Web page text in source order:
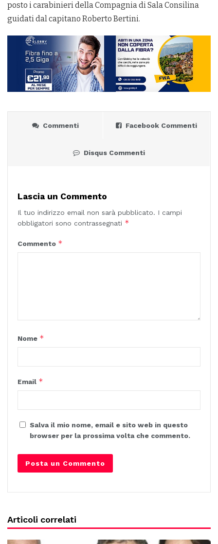
posto i carabinieri della Compagnia di Sala Consilina
guidati dal capitano Roberto Bertini.
Commenti Facebook Commenti
Disqus Commenti
Lascia un Commento
Il tuo indirizzo email non sarà pubblicato. I campi
obbligatori sono contrassegnati *
Commento *
Nome *
Email *
Salva il mio nome, email e sito web in questo
browser per la prossima volta che commento.
Articoli correlati